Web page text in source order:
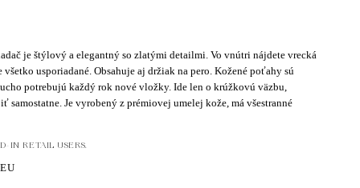
je štýlový a elegantný so zlatými detailmi. Vo vnútri nájdete vrecká
usporiadané. Obsahuje aj držiak na pero. Kožené poťahy sú
potrebujú každý rok nové vložky. Ide len o krúžkovú väzbu,
Je vyrobený z prémiovej umelej kože, má všestranné
IN RETAIL USERS.